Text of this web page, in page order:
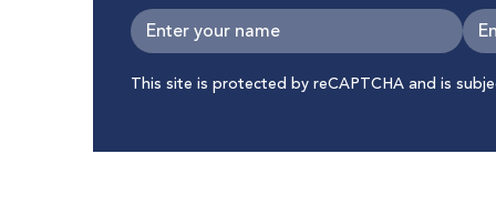
This site is protected by reCAPTCHA and is